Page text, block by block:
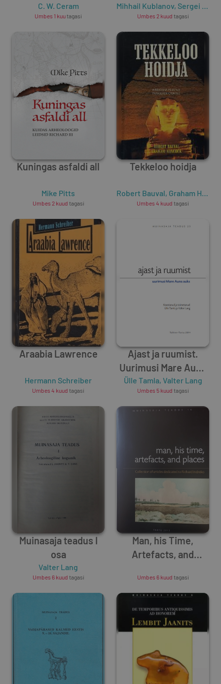
õpetlased
C. W. Ceram
Umbes 1 kuutagasi
Mihhail Kublanov, Sergei Kovaljov
Umbes 2 kuud tagasi
Kuningas asfaldi all
Mike Pitts
Umbes 2 kuud tagasi
Tekkeloo hoidja
Robert Bauval, Graham Hancock
Umbes 4 kuud tagasi
Araabia Lawrence
Hermann Schreiber
Umbes 4 kuud tagasi
Ajast ja ruumist.
Uurimusi Mare Auna
auks
Ülle Tamla, Valter Lang
Umbes 5 kuud tagasi
Muinasaja teadus I
osa
Valter Lang
Umbes 6 kuud tagasi
Man, his Time,
Artefacts, and
Articles Dedicated to
Richard Indreko
(Muinasaja Teadus 19)
Umbes 6 kuud tagasi